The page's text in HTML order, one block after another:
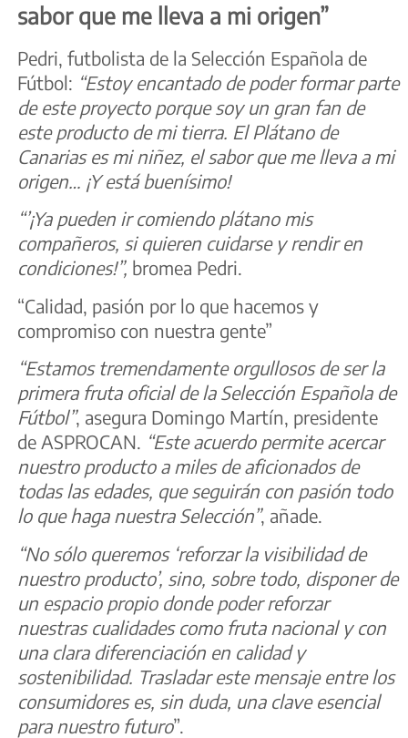
sabor que me lleva a mi origen”
Pedri, futbolista de la Selección Española de
Fútbol: “Estoy encantado de poder formar parte
de este proyecto porque soy un gran fan de
este producto de mi tierra. El Plátano de
Canarias es mi niñez, el sabor que me lleva a mi
origen… ¡Y está buenísimo!
“’¡Ya pueden ir comiendo plátano mis
compañeros, si quieren cuidarse y rendir en
condiciones!”, bromea Pedri.
“Calidad, pasión por lo que hacemos y
compromiso con nuestra gente”
“Estamos tremendamente orgullosos de ser la
primera fruta oficial de la Selección Española de
Fútbol”, asegura Domingo Martín, presidente
de ASPROCAN. “Este acuerdo permite acercar
nuestro producto a miles de aficionados de
todas las edades, que seguirán con pasión todo
lo que haga nuestra Selección”, añade.
“No sólo queremos ‘reforzar la visibilidad de
nuestro producto’, sino, sobre todo, disponer de
un espacio propio donde poder reforzar
nuestras cualidades como fruta nacional y con
una clara diferenciación en calidad y
sostenibilidad. Trasladar este mensaje entre los
consumidores es, sin duda, una clave esencial
para nuestro futuro”.